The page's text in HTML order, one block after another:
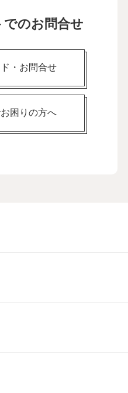
のお問合せ
・お問合せ
困りの方へ